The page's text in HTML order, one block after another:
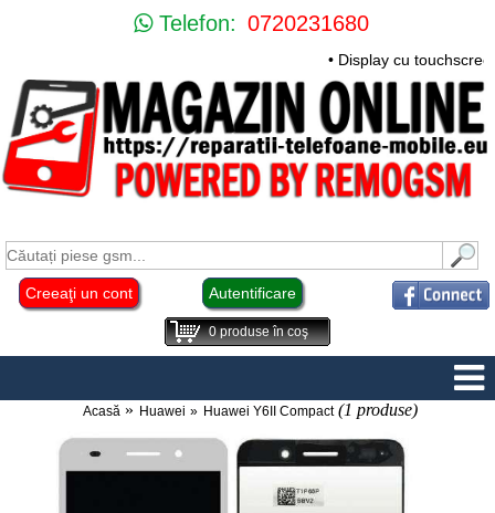
Telefon: 0720231680
• Display cu
Creeaţi un cont Autentificare
0produse în coş
Acasă Huawei Huawei Y6II Compact (1 produse)